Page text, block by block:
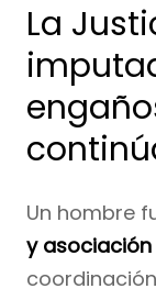
La
Un hombre
y